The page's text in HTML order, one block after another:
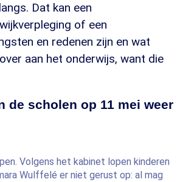
Dat kan een
of een
en redenen zijn en wat
aan het onderwijs, want die
de scholen op 11 mei weer
Volgens het kabinet lopen kinderen
Wulffelé er niet gerust op: al mag